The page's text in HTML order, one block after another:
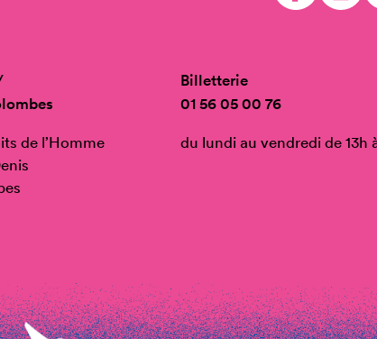
de l’Homme
Billetterie
01 56 05 00 76
du lundi au vendredi de 13h